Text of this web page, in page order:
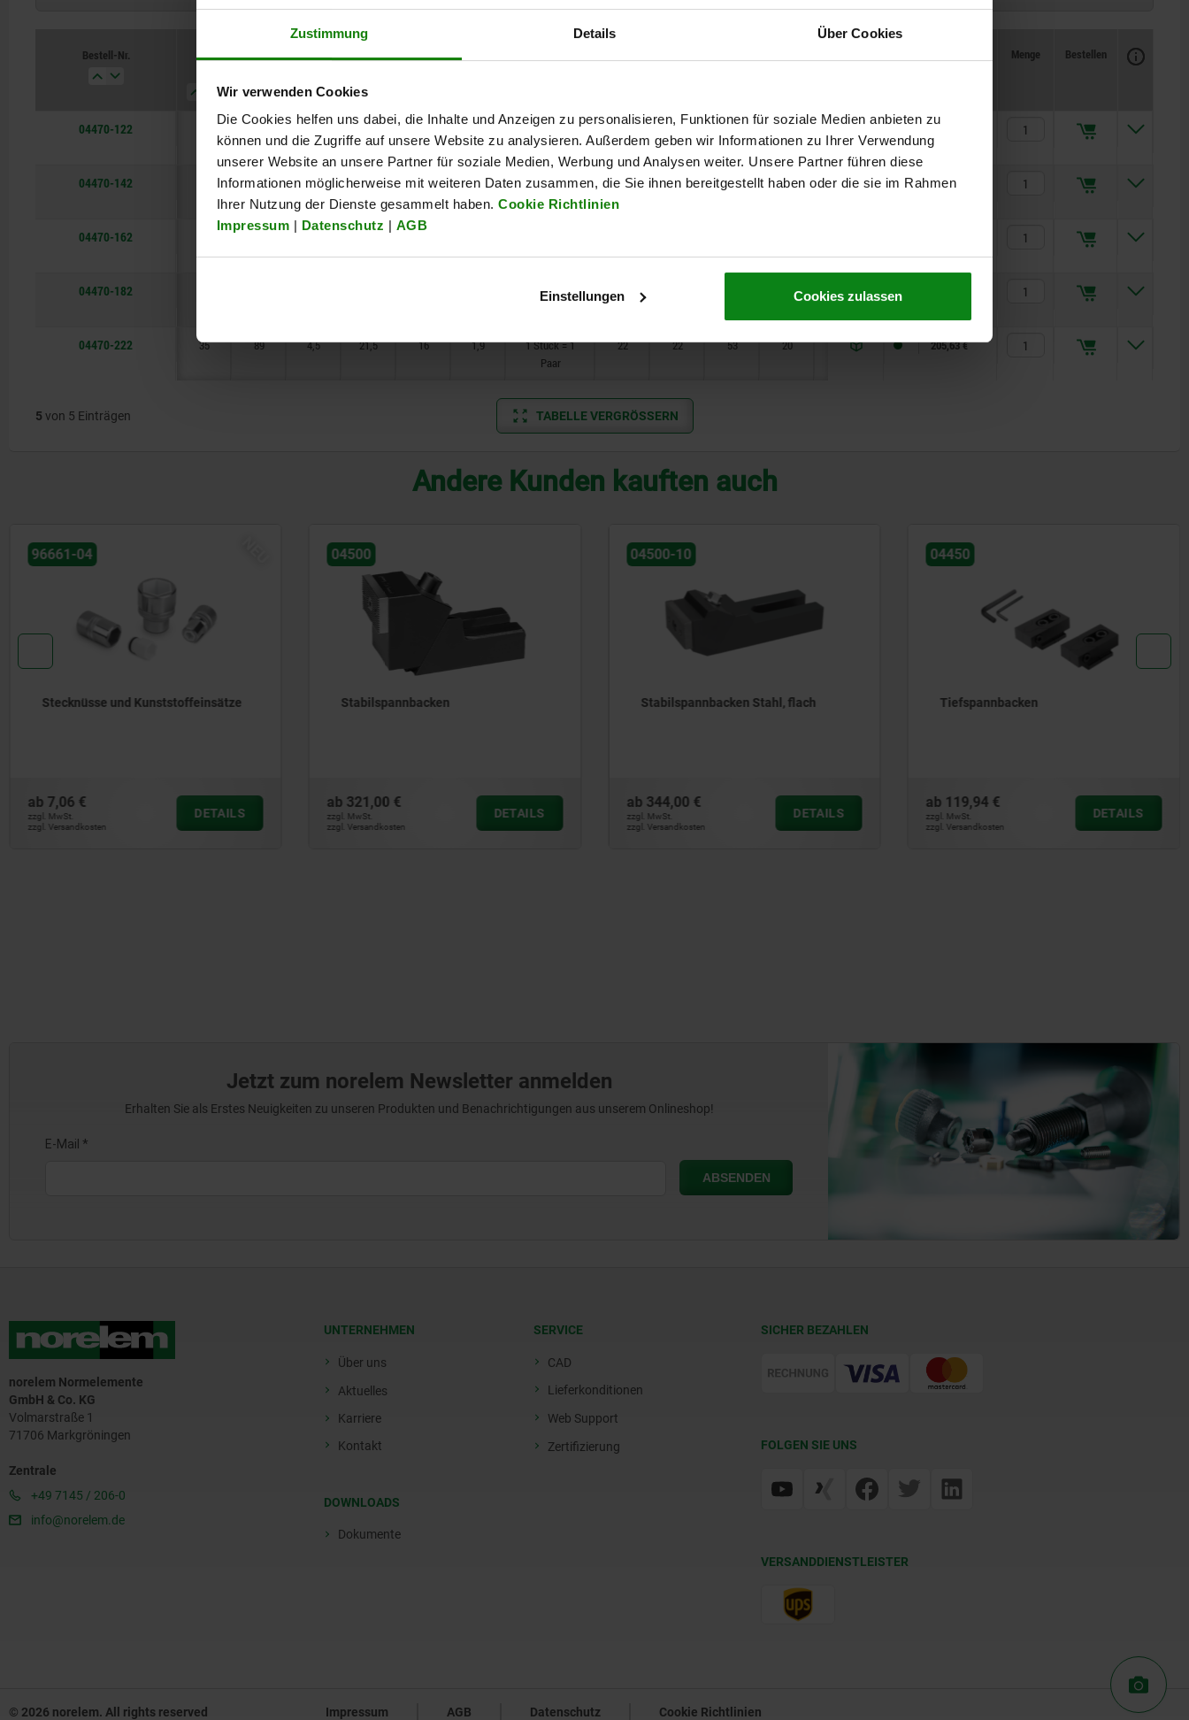
Zustimmung Details Über Cookies
Wir verwenden Cookies
Die Cookies helfen uns dabei, die Inhalte und Anzeigen zu personalisieren, Funktionen für soziale Medien anbieten zu
können und die Zugriffe auf unsere Website zu analysieren. Außerdem geben wir Informationen zu Ihrer Verwendung
unserer Website an unsere Partner für soziale Medien, Werbung und Analysen weiter. Unsere Partner führen diese
Informationen möglicherweise mit weiteren Daten zusammen, die Sie ihnen bereitgestellt haben oder die sie im Rahmen
Ihrer Nutzung der Dienste gesammelt haben. Cookie Richtlinien
Impressum | Datenschutz | AGB
Einstellungen Cookies zulassen
71 21,5 9
Bestell-Nr.
Menge Bestellen
04470-122 52 2,5 13,5 5 0,6
1 Stück = 1
Paar
12 12 31 11 5 1,8
04470-142 55 1,5 13,5 5,5 0,7
1 Stück = 1
Paar
14 14 34 11 5 1,8 106,62 €
04470-162
Paar
04470-182
1 Stück = 1
18 6 2,5
04470-222 35 89 4,5 21,5 16 1,9
1 Stück = 1
Paar
22 22 53 20 9 3 205,63 €
5 von 5 Einträgen TABELLE VERGRÖSSERN
Andere Kunden kauften auch
04500
Stabilspannbacken
ab 321,00 €
zzgl. MwSt.
zzgl. Versandkosten
DETAILS
04500-10
Stabilspannbacken Stahl, flach
ab344,00 €
zzgl. MwSt.
zzgl. Versandkosten
DETAILS
04450
Tiefspannbacken
ab 119,94 €
zzgl. MwSt.
zzgl. Versandkosten
DETAILS
04480
Niederzugspanner Stahl, flach, mit
ab 354,00 €
zzgl. MwSt.
zzgl. Versandkosten
DETAILS
Jetzt zum norelem Newsletter anmelden
Erhalten Sie als Erstes Neuigkeiten zu unseren Produkten und Benachrichtigungen aus unserem Onlineshop!
norelem Normelemente
GmbH & Co. KG
Volmarstraße 1
71706 Markgröningen
Zentrale
+49 7145 / 206-0
info@norelem.de
UNTERNEHMEN
Über uns
Aktuelles
Karriere
Kontakt
DOWNLOADS
Dokumente
SERVICE
CAD
Lieferkonditionen
Web Support
Zertifizierung
SICHER BEZAHLEN
FOLGEN SIE UNS
VERSANDDIENSTLEISTER
© 2026 norelem. All rights reserved Impressum AGB Datenschutz Cookie Richtlinien